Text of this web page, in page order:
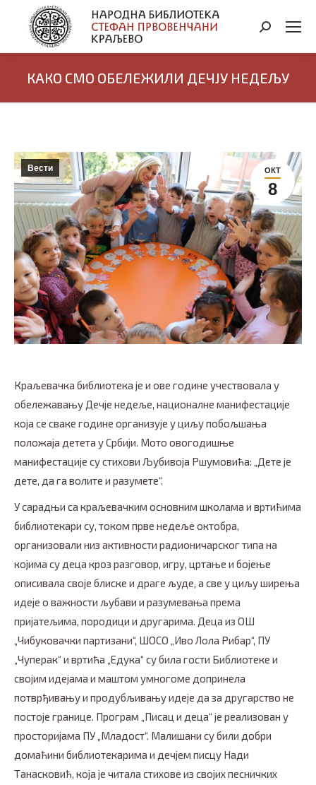
Search:
КАКО СМО ОБЕЛЕЖИЛИ ДЕЧЈУ НЕДЕЉУ
ОКТ
8
Вести
Краљевачка библиотека је и ове године учествовала у
обележавању Дечје недеље, националне манифестације
која се сваке године организује у циљу побољшања
положаја детета у Србији. Мото овогодишње
манифестације су стихови Љубивоја Ршумовића: „Дете је
дете, да га волите и разумете“.
У сарадњи са краљевачким основним школама и вртићима
библиотекари су, током прве недеље октобра,
организовали низ активности радионичарског типа на
којима су деца кроз разговор, игру, цртање и бојење
описивала своје блиске и драге људе, а све у циљу ширења
идеје о важности љубави и разумевања према
пријатељима, породици и другарима. Деца из ОШ
„Чибуковачки партизани“, ШОСО „Иво Лола Рибар“, ПУ
„Чуперак“ и вртића „Едука“ су била гости Библиотеке и
својим идејама и маштом умногоме допринела
потврђивању и продубљивању идеје да за другарство не
постоје границе. Програм „Писац и деца“ је реализован у
просторијама ПУ „Младост“. Малишани су били добри
домаћини библиотекарима и дечјем писцу Нади
Танасковић, која је читала стихове из својих песничких